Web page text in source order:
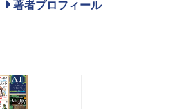
著者プロフィール